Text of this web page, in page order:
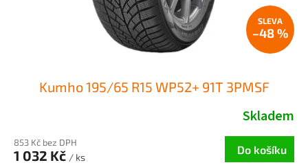
–48 %
Kumho 195/65 R15 WP52+ 91T 3PMSF
Skladem
853 Kč bez DPH
1 032 Kč / ks
Do košíku